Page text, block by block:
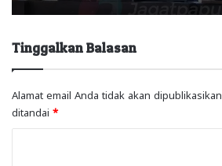
Tinggalkan Balasan
Alamat email Anda tidak akan dipublikasikan.
ditandai *